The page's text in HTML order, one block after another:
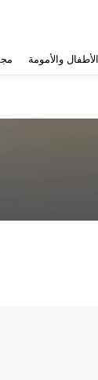
الأطفال والأمومة